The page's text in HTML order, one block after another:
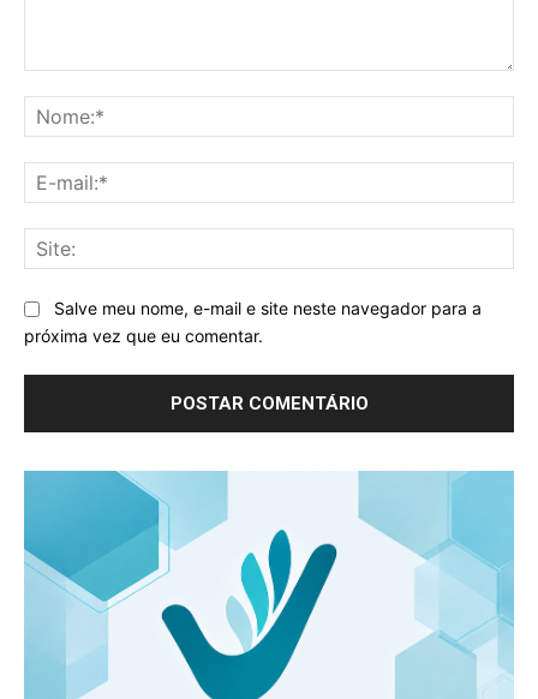
Salve meu nome, e-mail e site neste navegador para a
próxima vez que eu comentar.